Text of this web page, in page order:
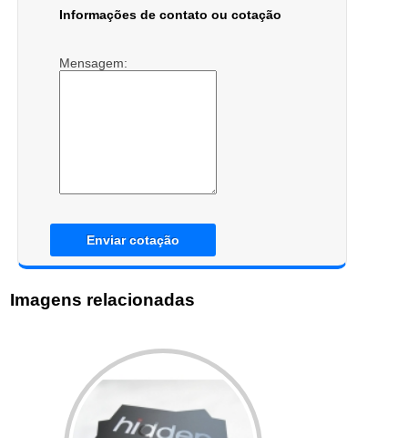
Informações de contato ou cotação
Mensagem:
Enviar cotação
Imagens relacionadas